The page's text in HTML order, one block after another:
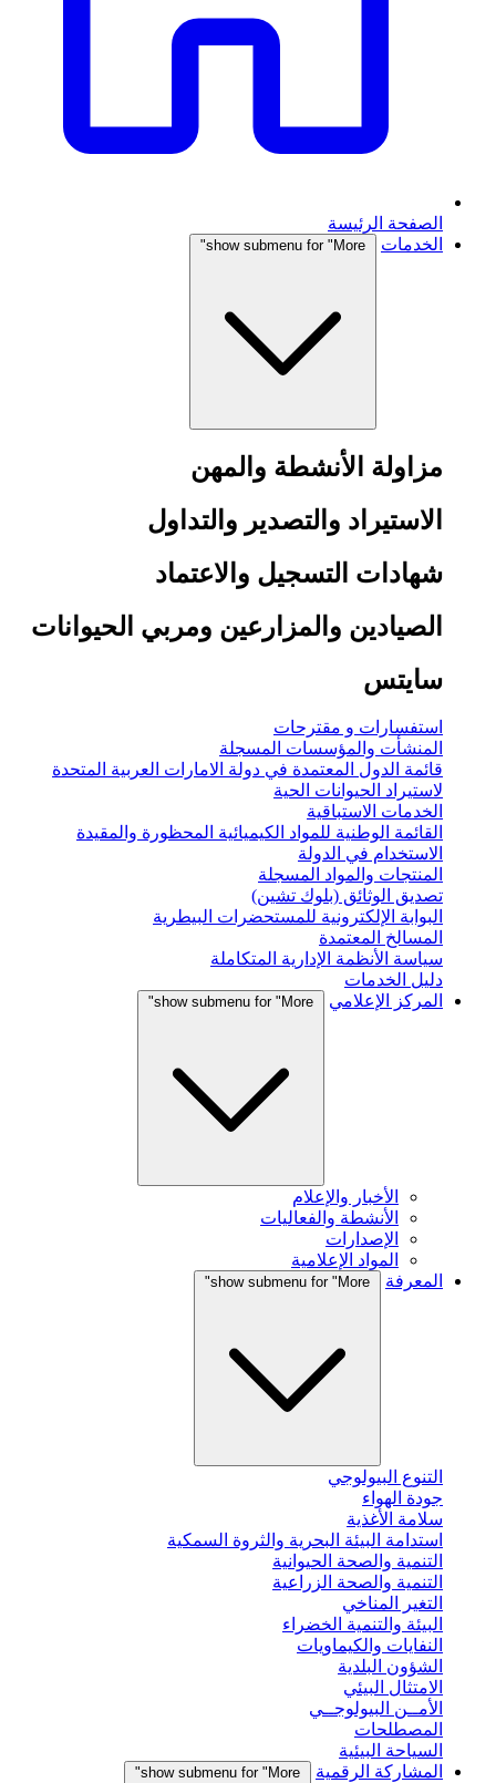
الصفحة الرئيسة
الخدمات
show submenu for "More"
مزاولة الأنشطة والمهن
الاستيراد والتصدير والتداول
شهادات التسجيل والاعتماد
الصيادين والمزارعين ومربي الحيوانات
سايتس
استفسارات و مقترحات
المنشأت والمؤسسات المسجلة
قائمة الدول المعتمدة في دولة الامارات العربية المتحدة
لاستيراد الحيوانات الحية
الخدمات الاستباقية
القائمة الوطنية للمواد الكيميائية المحظورة والمقيدة
الاستخدام في الدولة
المنتجات والمواد المسجلة
تصديق الوثائق (بلوك تشين)
البوابة الإلكترونية للمستحضرات البيطرية
المسالخ المعتمدة
سياسة الأنظمة الإدارية المتكاملة
دليل الخدمات
المركز الإعلامي
show submenu for "More"
الأخبار والإعلام
الأنشطة والفعاليات
الإصدارات
المواد الإعلامية
المعرفة
show submenu for "More"
التنوع البيولوجي
جودة الهواء
سلامة الأغذية
استدامة البيئة البحرية والثروة السمكية
التنمية والصحة الحيوانية
التنمية والصحة الزراعية
التغير المناخي
البيئة والتنمية الخضراء
النفايات والكيماويات
الشؤون البلدية
الامتثال البيئي
الأمــن البيولوجــي
المصطلحات
السياحة البيئية
المشاركة الرقمية
show submenu for "More"